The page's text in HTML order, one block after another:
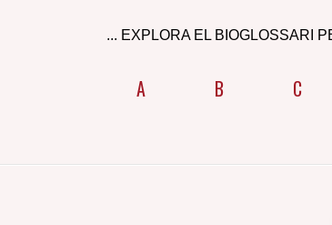
... EXPLORA EL BIOGLOSSARI
A B C